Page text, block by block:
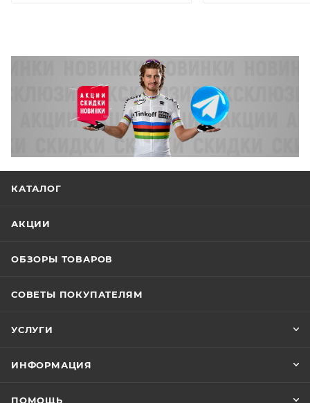
КАТАЛОГ
АКЦИИ
ОБЗОРЫ ТОВАРОВ
СОВЕТЫ ПОКУПАТЕЛЯМ
УСЛУГИ
ИНФОРМАЦИЯ
ПОМОЩЬ